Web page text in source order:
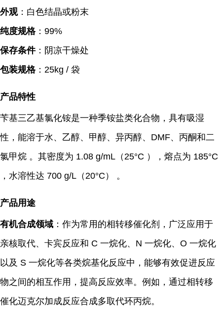
外观：白色结晶或粉末
纯度规格：99%
保存条件：阴凉干燥处
包装规格：25kg / 袋
产品特性
苄基三乙基氯化铵是一种季铵盐类化合物，具有吸湿
性，能溶于水、乙醇、甲醇、异丙醇、DMF、丙酮和二
氯甲烷 。其密度为 1.08 g/mL（25°C ），熔点为 185°C
，水溶性达 700 g/L（20°C） 。
产品用途
有机合成领域 ：作为常用的相转移催化剂，广泛应用于
亲核取代、卡宾反应和 C 一烷化、N 一烷化、O 一烷化
以及 S 一烷化等各类烷基化反应中，能够有效促进反应
物之间的相互作用，提高反应效率。例如，通过相转移
催化迈克尔加成反应合成多取代环丙烷。